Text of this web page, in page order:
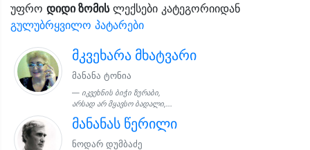
უფრო დიდი ზომისლექსები კატეგორიიდან
გულუბრყვილო პატარები
მკვეხარა მხატვარი
მანანა ტონია
იკვეხნის ბიჭი ზურაბი,
არსად არ მყავსო ბადალი,...
მანანას წერილი
ნოდარ დუმბაძე